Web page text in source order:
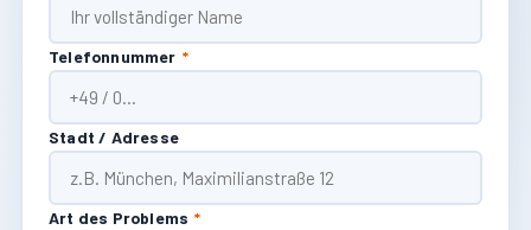
Telefonnummer *
Stadt / Adresse
Art des Problems *